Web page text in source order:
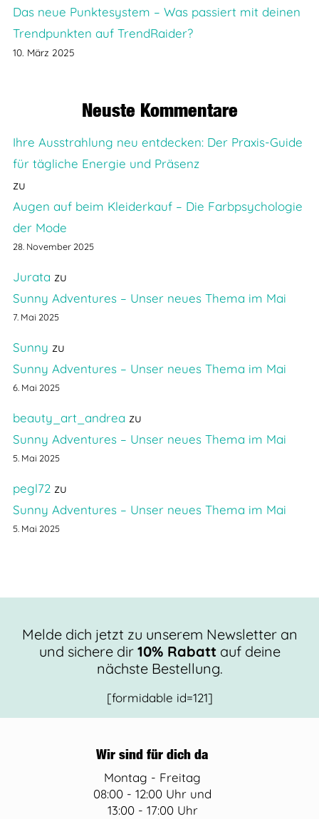
Das neue Punktesystem – Was passiert mit deinen
Trendpunkten auf TrendRaider?
10. März 2025
Neuste Kommentare
Ihre Ausstrahlung neu entdecken: Der Praxis-Guide
für tägliche Energie und Präsenz
zu
Augen auf beim Kleiderkauf – Die Farbpsychologie
der Mode
28. November 2025
Jurata zu
Sunny Adventures – Unser neues Thema im Mai
7. Mai 2025
Sunny zu
Sunny Adventures – Unser neues Thema im Mai
6. Mai 2025
beauty_art_andrea zu
Sunny Adventures – Unser neues Thema im Mai
5. Mai 2025
pegl72zu
Sunny Adventures – Unser neues Thema im Mai
5. Mai 2025
Melde dich jetzt zu unserem Newsletter an
und sichere dir 10% Rabattauf deine
nächste Bestellung.
[formidable id=121]
Wir sind für dich da
Montag - Freitag
08:00 - 12:00 Uhr und
13:00 - 17:00 Uhr